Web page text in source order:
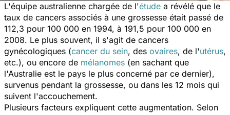
L'équipe australienne chargée de l'étude a révélé que le
taux de cancers associés à une grossesse était passé de
112,3 pour 100 000 en 1994, à 191,5 pour 100 000 en
2008. Le plus souvent, il s'agit de cancers
gynécologiques (cancer du sein, des ovaires, de l'utérus,
etc.), ou encore de mélanomes (en sachant que
l'Australie est le pays le plus concerné par ce dernier),
survenus pendant la grossesse, ou dans les 12 mois qui
suivent l'accouchement.
Plusieurs facteurs expliquent cette augmentation. Selon